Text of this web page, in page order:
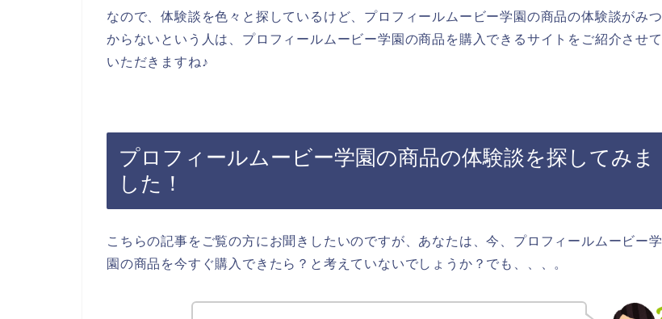
なので、体験談を色々と探しているけど、プロフィールムービー学園の商品の体験談がみつ
からないという人は、プロフィールムービー学園の商品を購入できるサイトをご紹介させて
いただきますね♪
プロフィールムービー学園の商品の体験談を探してみま
した！
こちらの記事をご覧の方にお聞きしたいのですが、あなたは、今、プロフィールムービー学
園の商品を今すぐ購入できたら？と考えていないでしょうか？でも、、、。